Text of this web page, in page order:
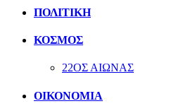
ΠΟΛΙΤΙΚΗ
ΚΟΣΜΟΣ
22ΟΣ ΑΙΩΝΑΣ
ΟΙΚΟΝΟΜΙΑ